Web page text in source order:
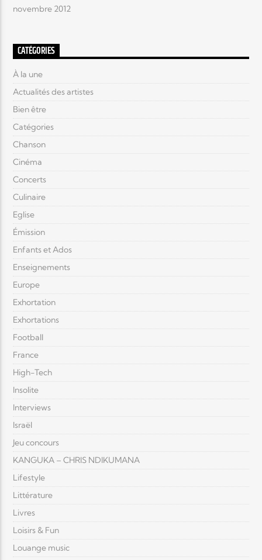
novembre 2012
CATÉGORIES
À la une
Actualités des artistes
Bien être
Catégories
Chanson
Cinéma
Concerts
Culinaire
Eglise
Émission
Enfants et Ados
Enseignements
Europe
Exhortation
Exhortations
Football
France
High-Tech
Insolite
Interviews
Israël
Jeu concours
KANGUKA – CHRIS NDIKUMANA
Lifestyle
Littérature
Livres
Loisirs & Fun
Louange music